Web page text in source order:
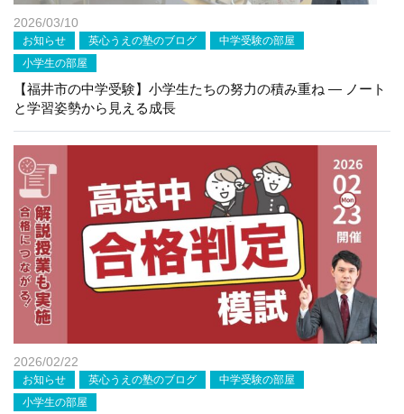
2026/03/10
お知らせ 英心うえの塾のブログ
中学受験の部屋
小学生の部屋
【福井市の中学受験】小学生たちの努力の積み重ね ― ノート
と学習姿勢から見える成長
2026/02/22
お知らせ 英心うえの塾のブログ
中学受験の部屋
小学生の部屋